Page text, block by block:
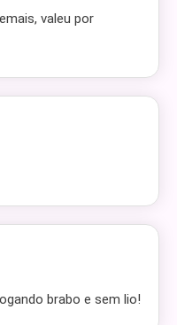
valeu por
brabo e sem lio!